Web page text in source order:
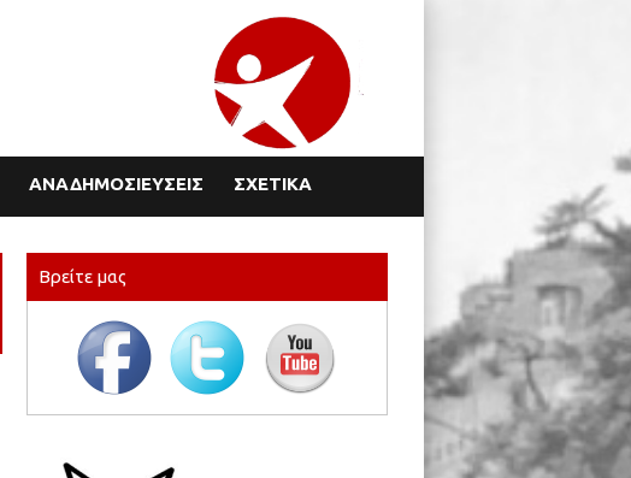
ΑΝΑΔΗΜΟΣΙΕΥΣΕΙΣ ΣΧΕΤΙΚΑ
Βρείτε μας